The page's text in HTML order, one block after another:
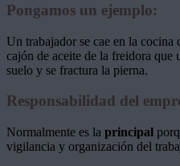
Pongamos un ejemplo:
Un trabajador se cae en la cocina
cajón de aceite de la freidora que
suelo y se fractura la pierna.
Responsabilidad del
Normalmente es la principal
vigilancia y organización del